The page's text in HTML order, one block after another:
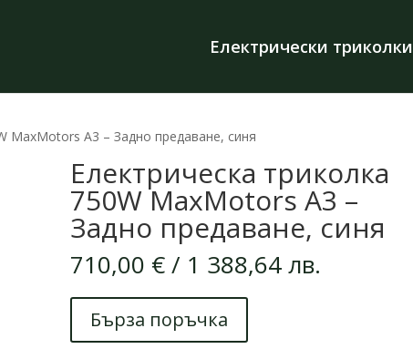
Електрически триколки
MaxMotors А3 – Задно предаване, синя
Електрическа триколка
750W MaxMotors А3 –
Задно предаване, синя
710,00 €/ 1 388,64 лв.
Бърза поръчка